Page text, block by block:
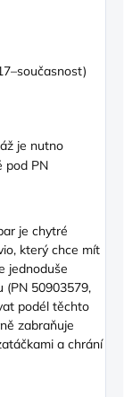
je nutno
pod PN
je chytré
který chce mít
jednoduše
(PN 50903579,
podél těchto
zabraňuje
a chrání